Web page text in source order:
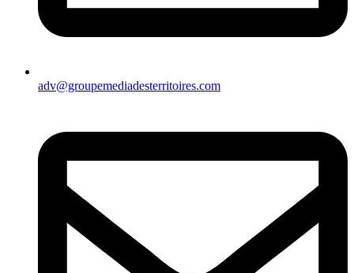
adv@groupemediadesterritoires.com